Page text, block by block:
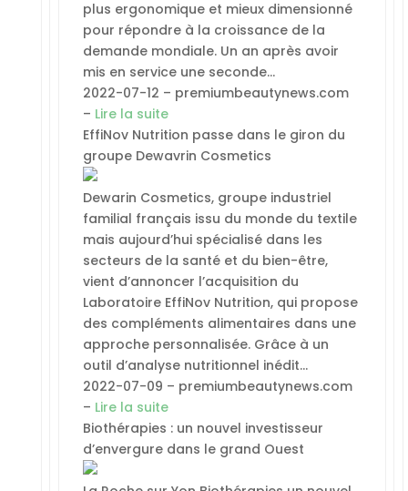
plus ergonomique et mieux dimensionné
pour répondre à la croissance de la
demande mondiale. Un an après avoir
mis en service une seconde…
2022-07-12 – premiumbeautynews.com
– Lire la suite
EffiNov Nutrition passe dans le giron du
groupe Dewavrin Cosmetics
Dewarin Cosmetics, groupe industriel
familial français issu du monde du textile
mais aujourd’hui spécialisé dans les
secteurs de la santé et du bien-être,
vient d’annoncer l’acquisition du
Laboratoire EffiNov Nutrition, qui propose
des compléments alimentaires dans une
approche personnalisée. Grâce à un
outil d’analyse nutritionnel inédit…
2022-07-09 – premiumbeautynews.com
– Lire la suite
Biothérapies : un nouvel investisseur
d’envergure dans le grand Ouest